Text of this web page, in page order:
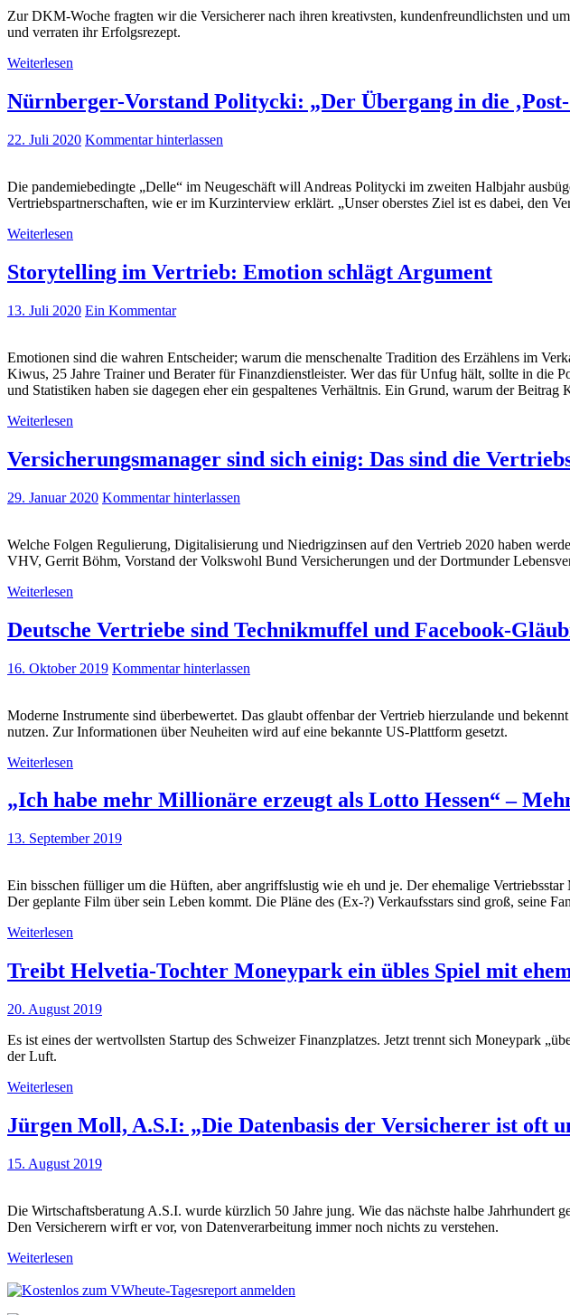
Zur DKM-Woche fragten wir die Versicherer nach ihren kreativsten, kundenfreundlichsten und
und verraten ihr Erfolgsrezept.
Weiterlesen
Nürnberger-Vorstand Politycki: „Der Übergang in die
22. Juli 2020 Kommentar hinterlassen
Die pandemiebedingte „Delle“ im Neugeschäft will Andreas Politycki im zweiten Halbjahr
Vertriebspartnerschaften, wie er im Kurzinterview erklärt. „Unser oberstes Ziel ist es dabei, den
Weiterlesen
Storytelling im Vertrieb: Emotion schlägt Argument
13. Juli 2020 Ein Kommentar
Emotionen sind die wahren Entscheider; warum die menschenalte Tradition des Erzählens im
Kiwus, 25 Jahre Trainer und Berater für Finanzdienstleister. Wer das für Unfug hält, sollte in die
und Statistiken haben sie dagegen eher ein gespaltenes Verhältnis. Ein Grund, warum der
Weiterlesen
Versicherungsmanager sind sich einig: Das sind die
29. Januar 2020 Kommentar hinterlassen
Welche Folgen Regulierung, Digitalisierung und Niedrigzinsen auf den Vertrieb 2020 haben
VHV, Gerrit Böhm, Vorstand der Volkswohl Bund Versicherungen und der Dortmunder
Weiterlesen
Deutsche Vertriebe sind Technikmuffel und Facebook-
16. Oktober 2019 Kommentar hinterlassen
Moderne Instrumente sind überbewertet. Das glaubt offenbar der Vertrieb hierzulande und
nutzen. Zur Informationen über Neuheiten wird auf eine bekannte US-Plattform gesetzt.
Weiterlesen
„Ich habe mehr Millionäre erzeugt als Lotto Hessen“ –
13. September 2019
Ein bisschen fülliger um die Hüften, aber angriffslustig wie eh und je. Der ehemalige
Der geplante Film über sein Leben kommt. Die Pläne des (Ex-?) Verkaufsstars sind groß, seine
Weiterlesen
Treibt Helvetia-Tochter Moneypark ein übles Spiel mit
20. August 2019
Es ist eines der wertvollsten Startup des Schweizer Finanzplatzes. Jetzt trennt sich Moneypark
der Luft.
Weiterlesen
Jürgen Moll, A.S.I: „Die Datenbasis der Versicherer ist oft
15. August 2019
Die Wirtschaftsberatung A.S.I. wurde kürzlich 50 Jahre jung. Wie das nächste halbe
Den Versicherern wirft er vor, von Datenverarbeitung immer noch nichts zu verstehen.
Weiterlesen